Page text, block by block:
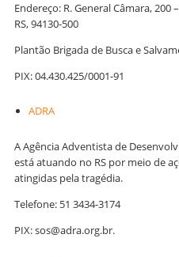
Endereço: R. General Câmara,
RS, 94130-500
Plantão Brigada de Busca e
PIX: 04.430.425/0001-91
ADRA
A Agência Adventista de
está atuando no RS por meio de
atingidas pela tragédia.
Telefone: 51 3434-3174
PIX: sos@adra.org.br.